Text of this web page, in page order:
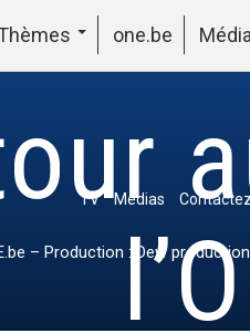
one.be
TV Médias
– Production : Dew